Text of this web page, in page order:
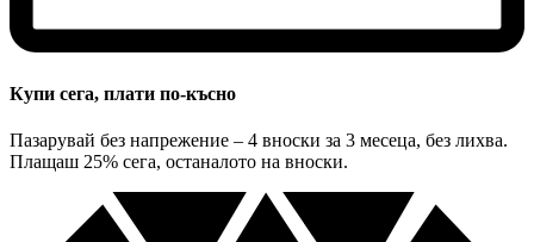
Купи сега, плати по-късно
Пазарувай без напрежение – 4 вноски за 3 месеца, без лихва.
Плащаш 25% сега, останалото на вноски.